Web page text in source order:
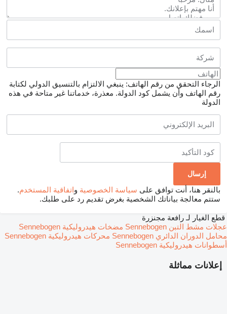
الرجاء التحقق من رقم الهاتف: ينبغي الالتزام بالتنسيق الدولي لكتابة
رقم الهاتف وأن يشمل كود الدولة. معذرة، خدماتنا غير متاحة في هذه
الدولة
بالنقر هنا، أنت توافق على سياسة الخصوصية واتفاقية المستخدم.
ستتم معالجة بياناتك الشخصية بغرض تقديم رد على طلبك.
إعلانات مماثلة
قطع الغيار لـ رافعة مجنزرة
عجلات مشط التبن Sennebogen
مضخات هيدروليكية Sennebogen
محامل الدوران الدائري Sennebogen
محركات هيدروليكية Sennebogen
أسطوانات هيدروليكية Sennebogen